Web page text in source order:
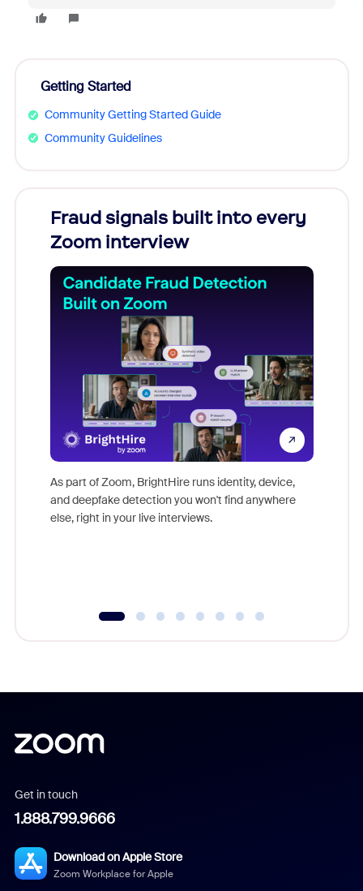
Getting Started
Community Getting Started Guide
Community Guidelines
Fraud signals built into every
Zoom interview
As part of Zoom, BrightHire runs identity, device,
and deepfake detection you won't find anywhere
else, right in your live interviews.
Get in touch
1.888.799.9666
Download on Apple Store
Zoom Workplace for Apple